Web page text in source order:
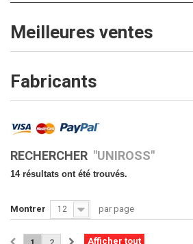
Meilleures ventes
Fabricants
RECHERCHER "UNIROSS"
14 résultats ont été trouvés.
Montrer 12 par page
Afficher tout